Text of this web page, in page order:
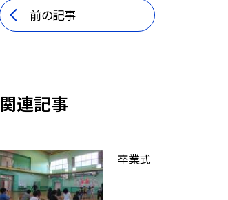
前の記事
関連記事
卒業式